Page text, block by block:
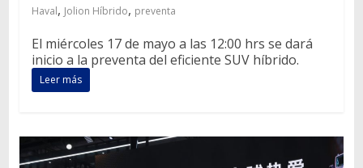
Haval, Jolion Híbrido, preventa
El miércoles 17 de mayo a las 12:00 hrs se dará
inicio a la preventa del eficiente SUV híbrido.
Leer más